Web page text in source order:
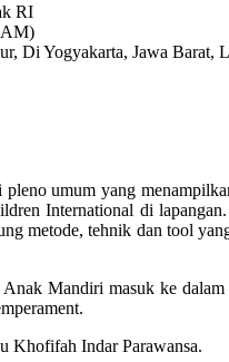
RI
Di Yogyakarta, Jawa Barat,
umum yang
International di
metode, tehnik dan tool
Anak Mandiri masuk ke
Khofifah Indar Parawansa.